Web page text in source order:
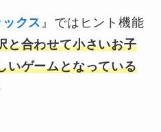
クス 』ではヒント機能
と合わせて小さいお子
いゲームとなっている